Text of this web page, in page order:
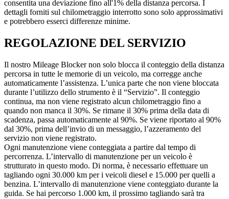
consentita una deviazione fino all'1% della distanza percorsa. I
dettagli forniti sul chilometraggio interrotto sono solo approssimativi
e potrebbero esserci differenze minime.
REGOLAZIONE DEL SERVIZIO
Il nostro Mileage Blocker non solo blocca il conteggio della distanza
percorsa in tutte le memorie di un veicolo, ma corregge anche
automaticamente l’assistenza. L’unica parte che non viene bloccata
durante l’utilizzo dello strumento è il “Servizio”. Il conteggio
continua, ma non viene registrato alcun chilometraggio fino a
quando non manca il 30%. Se rimane il 30% prima della data di
scadenza, passa automaticamente al 90%. Se viene riportato al 90%
dal 30%, prima dell’invio di un messaggio, l’azzeramento del
servizio non viene registrato.
Ogni manutenzione viene conteggiata a partire dal tempo di
percorrenza. L’intervallo di manutenzione per un veicolo è
strutturato in questo modo. Di norma, è necessario effettuare un
tagliando ogni 30.000 km per i veicoli diesel e 15.000 per quelli a
benzina. L’intervallo di manutenzione viene conteggiato durante la
guida. Se hai percorso 1.000 km, il prossimo tagliando sarà tra